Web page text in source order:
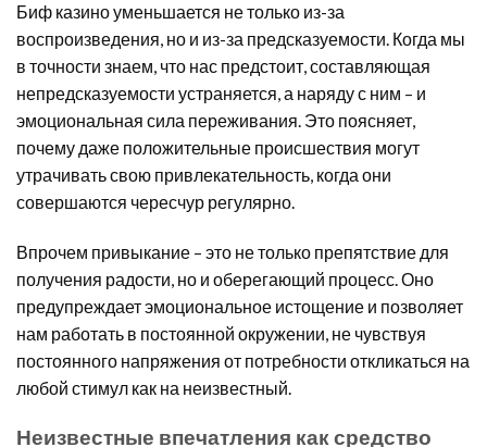
Биф казино уменьшается не только из-за
воспроизведения, но и из-за предсказуемости. Когда мы
в точности знаем, что нас предстоит, составляющая
непредсказуемости устраняется, а наряду с ним – и
эмоциональная сила переживания. Это поясняет,
почему даже положительные происшествия могут
утрачивать свою привлекательность, когда они
совершаются чересчур регулярно.
Впрочем привыкание – это не только препятствие для
получения радости, но и оберегающий процесс. Оно
предупреждает эмоциональное истощение и позволяет
нам работать в постоянной окружении, не чувствуя
постоянного напряжения от потребности откликаться на
любой стимул как на неизвестный.
Неизвестные впечатления как средство